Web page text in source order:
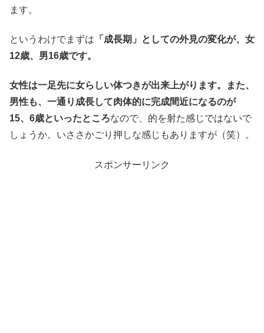
ます。
というわけでまずは 「成長期」としての外見の変化が、女
12歳、男16歳です。
女性は一足先に女らしい体つきが出来上がります。また、
男性も、一通り成長して肉体的に完成間近になるのが
15、6歳といったところなので、的を射た感じではないで
しょうか。いささかごり押しな感じもありますが（笑）。
スポンサーリンク